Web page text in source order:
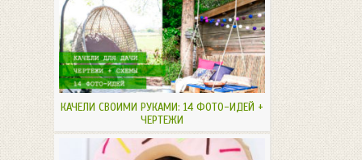
КАЧЕЛИ СВОИМИ РУКАМИ: 14 ФОТО-ИДЕЙ +
ЧЕРТЕЖИ